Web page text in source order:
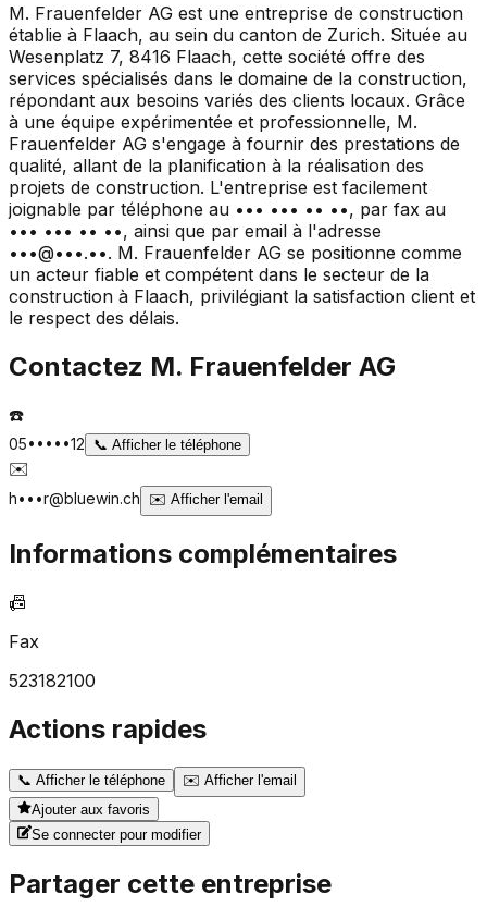
M. Frauenfelder AG est une entreprise de construction
établie à Flaach, au sein du canton de Zurich. Située au
Wesenplatz 7, 8416 Flaach, cette société offre des
services spécialisés dans le domaine de la construction,
répondant aux besoins variés des clients locaux. Grâce
à une équipe expérimentée et professionnelle, M.
Frauenfelder AG s'engage à fournir des prestations de
qualité, allant de la planification à la réalisation des
projets de construction. L'entreprise est facilement
joignable par téléphone au ••• ••• •• ••, par fax au
••• ••• •• ••, ainsi que par email à l'adresse
•••@•••.••. M. Frauenfelder AG se positionne comme
un acteur fiable et compétent dans le secteur de la
construction à Flaach, privilégiant la satisfaction client et
le respect des délais.
Contactez M. Frauenfelder AG
☎️
05•••••12 📞 Afficher le téléphone
✉️
h•••r@bluewin.ch ✉️ Afficher l'email
Informations complémentaires
📠
Fax
523182100
Actions rapides
📞 Afficher le téléphone ✉️ Afficher l'email
Ajouter aux favoris
Se connecter pour modifier
Partager cette entreprise